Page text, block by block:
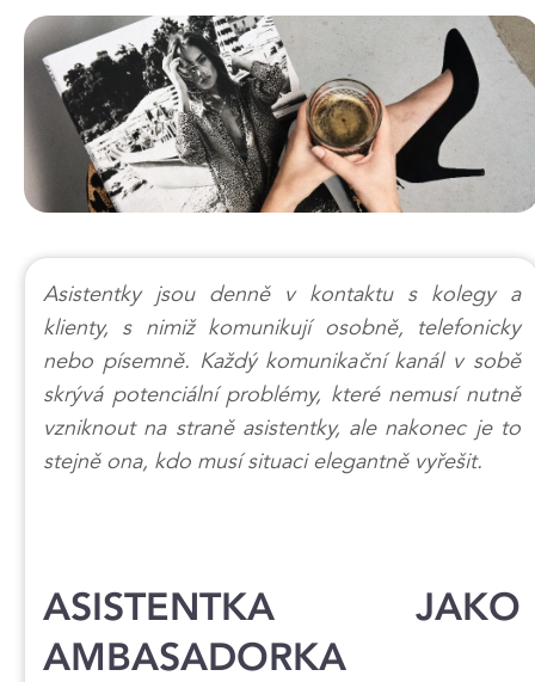
Asistentky jsou denně v kontaktu s kolegy a
klienty, s nimiž komunikují osobně, telefonicky
nebo písemně. Každý komunikační kanál v sobě
skrývá potenciální problémy, které nemusí nutně
vzniknout na straně asistentky, ale nakonec je to
stejně ona, kdo musí situaci elegantně vyřešit.
ASISTENTKA JAKO
AMBASADORKA